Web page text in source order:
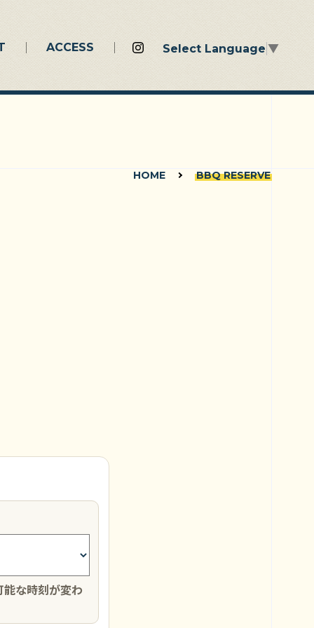
ACCESS Select Language ▼
HOME BBQ RESERVE
能な時刻が変わ